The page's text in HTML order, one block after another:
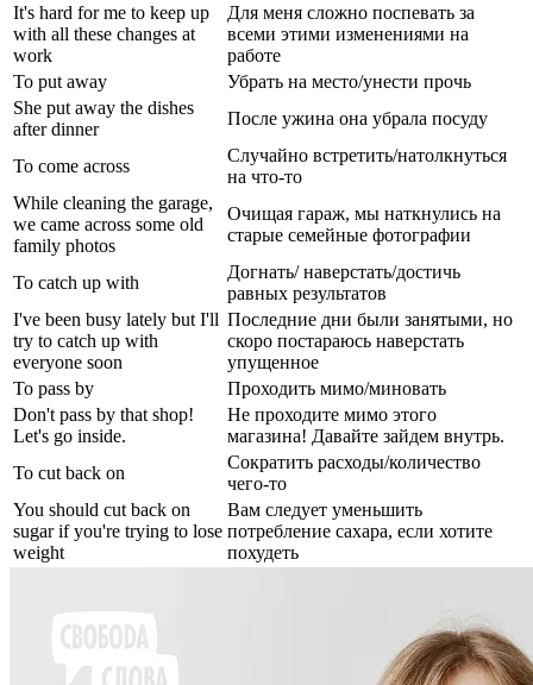
It's hard for me to keep up
with all these changes at
work
Для меня сложно поспевать за
всеми этими изменениями на
работе
To put away
Убрать на место/унести прочь
She put away the dishes
after dinner
После ужина она убрала посуду
To come across
Случайно встретить/натолкнуться
на что-то
While cleaning the garage,
we came across some old
family photos
Очищая гараж, мы наткнулись на
старые семейные фотографии
To catch up with
Догнать/ наверстать/достичь
равных результатов
I've been busy lately but I'll
try to catch up with
everyone soon
Последние дни были занятыми, но
скоро постараюсь наверстать
упущенное
To pass by
Проходить мимо/миновать
Don't pass by that shop!
Let's go inside.
Не проходите мимо этого
магазина! Давайте зайдем внутрь.
To cut back on
Сократить расходы/количество
чего-то
You should cut back on
sugar if you're trying to lose
weight
Вам следует уменьшить
потребление сахара, если хотите
похудеть